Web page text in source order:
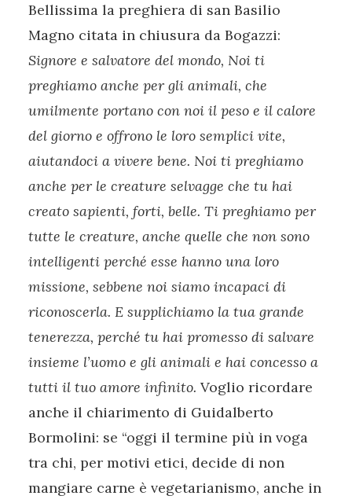
Bellissima la preghiera di san Basilio
Magno citata in chiusura da Bogazzi:
Signore e salvatore del mondo, Noi ti
preghiamo anche per gli animali, che
umilmente portano con noi il peso e il calore
del giorno e offrono le loro semplici vite,
aiutandoci a vivere bene. Noi ti preghiamo
anche per le creature selvagge che tu hai
creato sapienti, forti, belle. Ti preghiamo per
tutte le creature, anche quelle che non sono
intelligenti perché esse hanno una loro
missione, sebbene noi siamo incapaci di
riconoscerla. E supplichiamo la tua grande
tenerezza, perché tu hai promesso di salvare
insieme l’uomo e gli animali e hai concesso a
tutti il tuo amore infinito. Voglio ricordare
anche il chiarimento di Guidalberto
Bormolini: se “oggi il termine più in voga
tra chi, per motivi etici, decide di non
mangiare carne è vegetarianismo, anche in